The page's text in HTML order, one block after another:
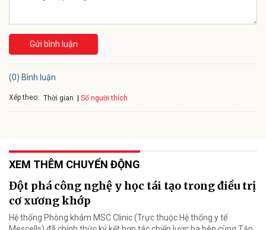
Gửi bình luận
(0) Bình luận
Xếp theo: Thời gian Số người thích
XEM THÊM CHUYỂN ĐỘNG
Đột phá công nghệ y học tái tạo trong điều trị
cơ xương khớp
Hệ thống Phòng khám MSC Clinic (Trực thuộc Hệ thống y tế